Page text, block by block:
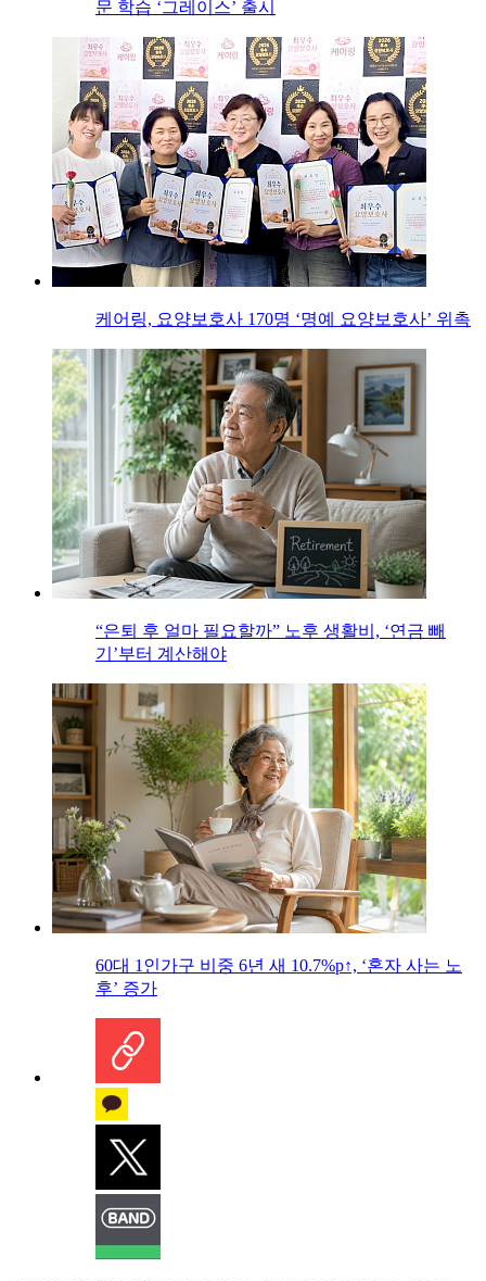
문 학습 ‘그레이스’ 출시
케어링, 요양보호사 170명 ‘명예 요양보호사’ 위촉
“은퇴 후 얼마 필요할까” 노후 생활비, ‘연금 빼
기’부터 계산해야
60대 1인가구 비중 6년 새 10.7%p↑, ‘혼자 사는 노
후’ 증가